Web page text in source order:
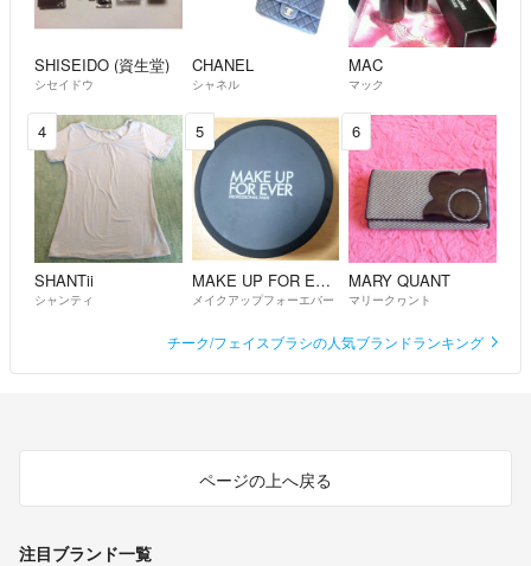
SHISEIDO (資生堂)
シセイドウ
CHANEL
シャネル
MAC
マック
4
SHANTii
シャンティ
5
MAKE UP FOR EVER
メイクアップフォーエバー
6
MARY QUANT
マリークヮント
チーク/フェイスブラシの人気ブランドランキング
ページの上へ戻る
注目ブランド一覧